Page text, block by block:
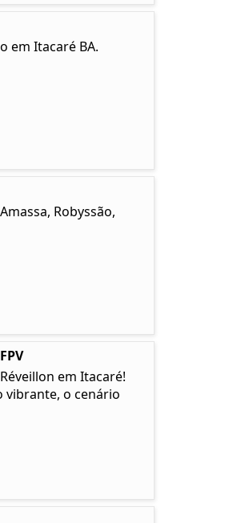
em Itacaré BA.
Robyssão,
em Itacaré!
vibrante, o cenário